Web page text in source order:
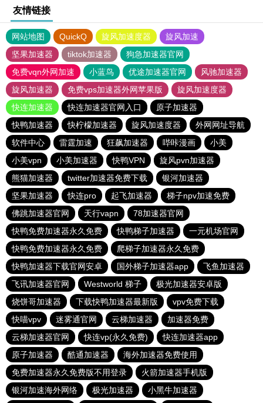
友情链接
网站地图 QuickQ 旋风加速度器
旋风加速
坚果加速器
tiktok加速器
狗急加速器官网
免费vqn外网加速
小蓝鸟 优途加速器官网
风驰加速器
旋风加速器
免费vps加速器外网苹果版
旋风加速度器
快连加速器
快连加速器官网入口
原子加速器
快鸭加速器
快柠檬加速器 旋风加速度器
外网网址导航
软件中心
雷霆加速 狂飙加速器 哔咔漫画
小美
小美vpn
小美加速器 快鸭VPN
旋风pvn加速器
熊猫加速器
twitter加速器免费下载
银河加速器
坚果加速器
快连pro 起飞加速器
梯子npv加速免费
佛跳加速器官网
天行vapn
78加速器官网
快鸭免费加速器永久免费
快鸭梯子加速器
一元机场官网
快鸭免费加速器永久免费
爬梯子加速器永久免费
快鸭加速器下载官网安卓
国外梯子加速器app
飞鱼加速器
飞讯加速器官网
Westworld 梯子
极光加速器安卓版
烧饼哥加速器
下载快鸭加速器最新版
vpv免费下载
快喵vpv
迷雾通官网 云梯加速器
加速器免费
云梯加速器官网
快连vp(永久免费)
快连加速器app
原子加速器
酷通加速器
海外加速器免费使用
免费加速器永久免费版不用登录
火箭加速器手机版
银河加速海外网络
极光加速器 小黑牛加速器